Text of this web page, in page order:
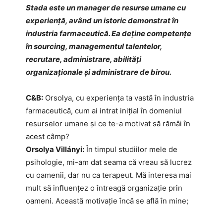
Stada este un manager de resurse umane cu
experiență, având un istoric demonstrat în
industria farmaceutică. Ea deține competențe
în sourcing, managementul talentelor,
recrutare, administrare, abilități
organizaționale și administrare de birou.
C&B: Orsolya, cu experiența ta vastă în industria
farmaceutică, cum ai intrat inițial în domeniul
resurselor umane și ce te-a motivat să rămâi în
acest câmp?
Orsolya Villányi: În timpul studiilor mele de
psihologie, mi-am dat seama că vreau să lucrez
cu oamenii, dar nu ca terapeut. Mă interesa mai
mult să influențez o întreagă organizație prin
oameni. Această motivație încă se află în mine;